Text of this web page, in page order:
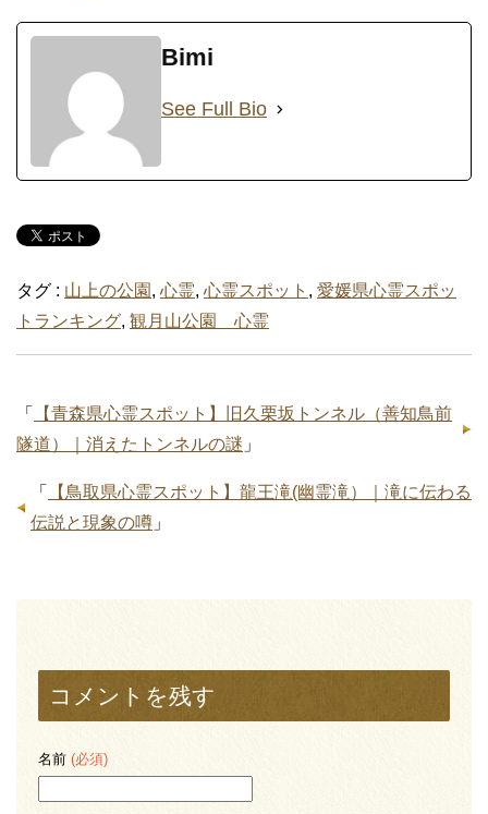
Bimi
See Full Bio
タグ : 山上の公園 , 心霊, 心霊スポット , 愛媛県心霊スポッ
トランキング, 観月山公園 心霊
「
【青森県心霊スポット】旧久栗坂トンネル（善知鳥前
隧道）｜消えたトンネルの謎 」
「
【鳥取県心霊スポット】龍王滝(幽霊滝）｜滝に伝わる
伝説と現象の噂 」
コメントを残す
名前 (必須)